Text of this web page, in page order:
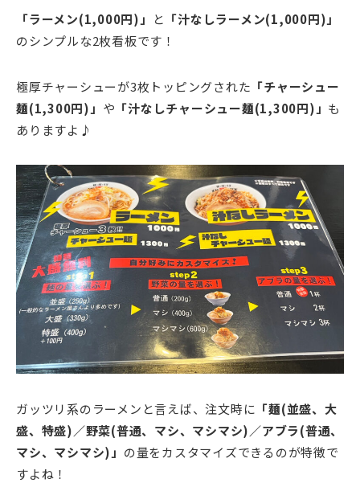
「ラーメン(1,000円)」 と 「汁なしラーメン(1,000円)」
のシンプルな2枚看板です！
極厚チャーシューが3枚トッピングされた 「チャーシュー
麺(1,300円)」 や 「汁なしチャーシュー麺(1,300円)」 も
ありますよ♪
ガッツリ系のラーメンと言えば、注文時に 「麺(並盛、大
盛、特盛)／野菜(普通、マシ、マシマシ)／アブラ(普通、
マシ、マシマシ)」 の量をカスタマイズできるのが特徴で
すよね！